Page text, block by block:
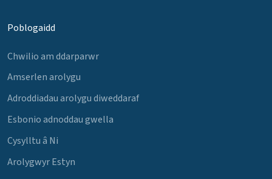
Poblogaidd
Chwilio am ddarparwr
Amserlen arolygu
Adroddiadau arolygu diweddaraf
Esbonio adnoddau gwella
Cysylltu â Ni
Arolygwyr Estyn